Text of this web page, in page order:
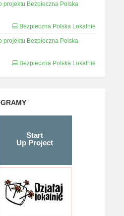
projektu Bezpieczna Polska
Bezpieczna Polska Lokalnie
projektu Bezpieczna Polska
Bezpieczna Polska Lokalnie
Start
Up Project